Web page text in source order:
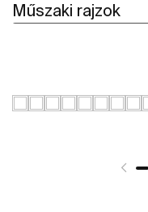
Műszaki rajzok